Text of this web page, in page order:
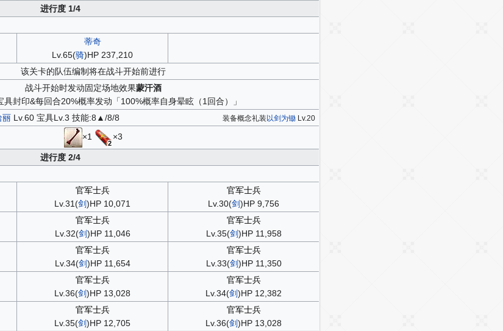
进行度 1/4
蒂奇
Lv.65(骑)HP 237,210
该关卡的队伍编制将在战斗开始前进行
战斗开始时发动固定场地效果蒙汗酒
具封印&每回合20%概率发动「100%概率自身晕眩（1回合）」
丽 Lv.60 宝具Lv.3 技能:8▲/8/8 装备概念礼装 以剑为锄 Lv.20
×1
2
×3
进行度 2/4
官军士兵
Lv.31(剑)HP 10,071
官军士兵
Lv.30(剑)HP 9,756
官军士兵
Lv.32(剑)HP 11,046
官军士兵
Lv.35(剑)HP 11,958
官军士兵
Lv.34(剑)HP 11,654
官军士兵
Lv.33(剑)HP 11,350
官军士兵
Lv.36(剑)HP 13,028
官军士兵
Lv.34(剑)HP 12,382
官军士兵
Lv.35(剑)HP 12,705
官军士兵
Lv.36(剑)HP 13,028